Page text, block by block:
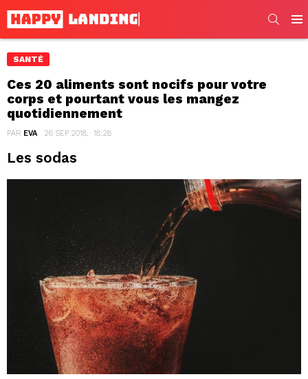
SANTÉ
Ces 20 aliments sont nocifs pour votre
corps et pourtant vous les mangez
quotidiennement
PAR EVA 26 SEP 2018, · 18:28
Les sodas